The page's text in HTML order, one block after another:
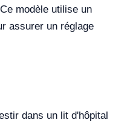
modèle utilise un
assurer un réglage
dans un lit d'hôpital